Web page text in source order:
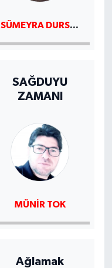
SÜMEYRA DURSUN
SAĞDUYU
ZAMANI
MÜNIR TOK
Ağlamak